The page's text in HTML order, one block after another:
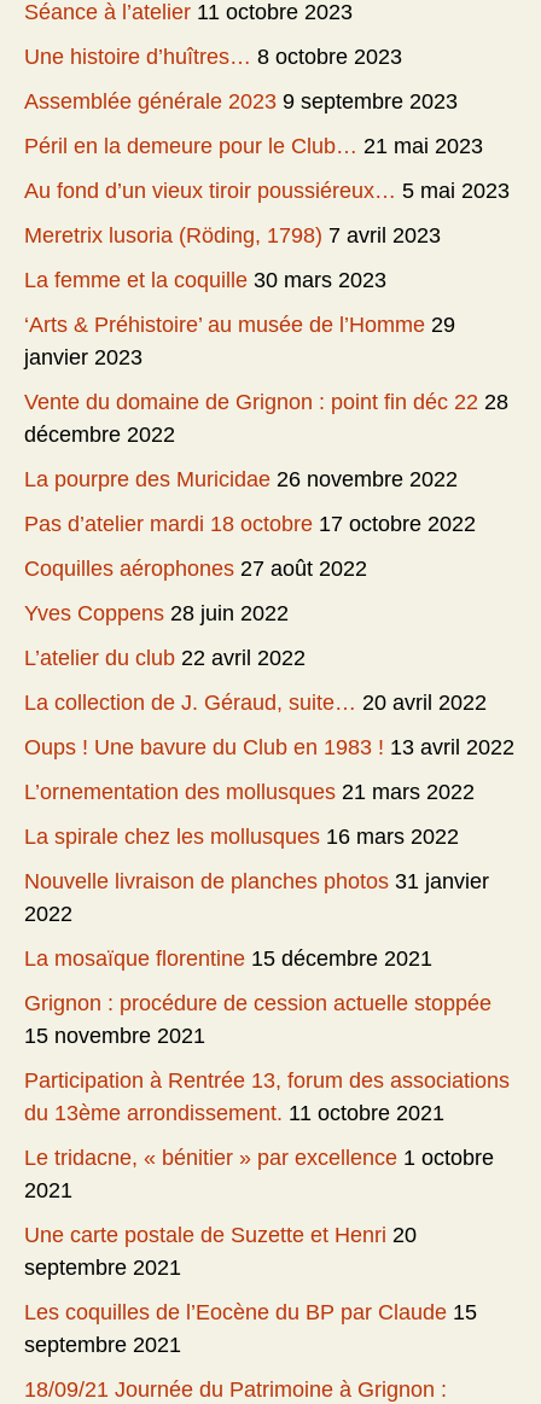
Séance à l’atelier 11 octobre 2023
Une histoire d’huîtres… 8 octobre 2023
Assemblée générale 2023 9 septembre 2023
Péril en la demeure pour le Club… 21 mai 2023
Au fond d’un vieux tiroir poussiéreux… 5 mai 2023
Meretrix lusoria (Röding, 1798) 7 avril 2023
La femme et la coquille 30 mars 2023
‘Arts & Préhistoire’ au musée de l’Homme 29
janvier 2023
Vente du domaine de Grignon : point fin déc 22 28
décembre 2022
La pourpre des Muricidae 26 novembre 2022
Pas d’atelier mardi 18 octobre 17 octobre 2022
Coquilles aérophones 27 août 2022
Yves Coppens 28 juin 2022
L’atelier du club 22 avril 2022
La collection de J. Géraud, suite… 20 avril 2022
Oups ! Une bavure du Club en 1983 ! 13 avril 2022
L’ornementation des mollusques 21 mars 2022
La spirale chez les mollusques 16 mars 2022
Nouvelle livraison de planches photos 31 janvier
2022
La mosaïque florentine 15 décembre 2021
Grignon : procédure de cession actuelle stoppée
15 novembre 2021
Participation à Rentrée 13, forum des associations
du 13ème arrondissement. 11 octobre 2021
Le tridacne, « bénitier » par excellence 1 octobre
2021
Une carte postale de Suzette et Henri 20
septembre 2021
Les coquilles de l’Eocène du BP par Claude 15
septembre 2021
18/09/21 Journée du Patrimoine à Grignon :